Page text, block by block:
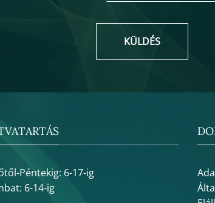
KÜLDÉS
Péntekig: 6-17-ig
6-14-ig